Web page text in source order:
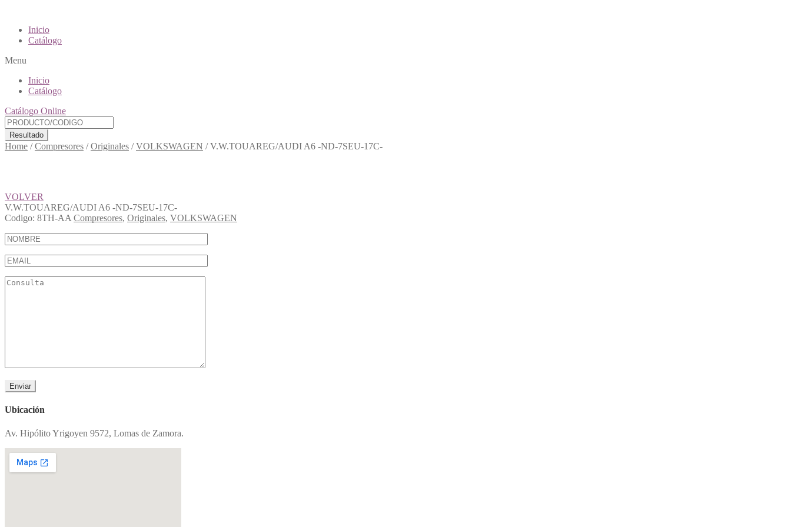
Inicio
Catálogo
Menu
Inicio
Catálogo
Catálogo Online
Resultado
Home /Compresores /Originales /VOLKSWAGEN /V.W.TOUAREG/AUDI A6 -ND-7SEU-17C-
VOLVER
V.W.TOUAREG/AUDI A6 -ND-7SEU-17C-
Codigo: 8TH-AA Compresores, Originales, VOLKSWAGEN
Ubicación
Av. Hipólito Yrigoyen 9572, Lomas de Zamora.